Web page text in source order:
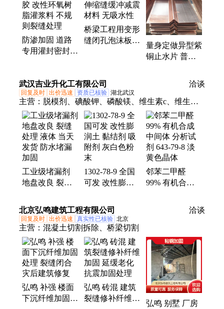
膨胀止水条、聚乙烯闭孔泡沫板、道路密封胶、填补
灌封胶、沥青冷补料、聚氨酯密封胶、楼梯保护垫、
预制楼梯防护垫、沥青木屑板、沥青木板、建筑网
片、沥青油膏、U型卡、聚硫密封胶
防渗加固 道路
专用灌封密封胶
缝处理
桥梁工程用变形
缝闭孔泡沫板
量身定做异型紫
铜止水片 普斯
铜片 支持定制
武汉吉业升化工有限公司 洽谈
回复及时 出价迅速 资质已核验 湖北武汉
主营： 脱模剂、碘酸钾、磷酸镁、维生素c、维生素
b1、维生素b6、维生素d3、二硫化钼、吡啶硫铜、香
草香精、芥酸酰胺、乙基纤维素、次氯酸钙、九水硫
化钠、EVA乳液、水玻璃、硅酸钠
工业级堵漏剂
地盘改良 裂缝
发货 防水堵漏
加固
1302-78-9 全国
可发 改性膨润
剂 灰白色粉末
邻苯二甲醛
99% 有机合成
剂 643-79-8 淡
北京弘鸣建筑工程有限公司 洽谈
回复及时 出价迅速 真实性已核验 北京
主营： 混凝土切割拆除、桥梁切割
弘鸣 补强 楼面
下沉纤维加固处
弘鸣 砖混 建筑
裂缝修补纤维加
弘鸣 别墅 厂房